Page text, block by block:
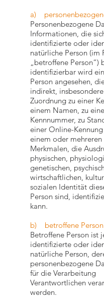
a)
Personenbezogene
Informationen, die
identifizierte oder
natürliche Person (im
„betroffene Person“)
identifizierbar wird
Person angesehen,
indirekt,
Zuordnung zu einer
einem Namen, zu
Kennnummer, zu
einer Online-
einem oder
Merkmalen, die
physischen,
genetischen,
wirtschaftlichen,
sozialen Identität
Person sind,
kann.
b) betroffene Person
Betroffene Person ist
identifizierte oder
natürliche Person,
personenbezogene
für die Verarbeitung
Verantwortlichen
werden.